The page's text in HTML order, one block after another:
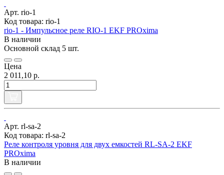
Арт. rio-1
Код товара: rio-1
rio-1 - Импульсное реле RIO-1 EKF PROxima
В наличии
Основной склад 5 шт.
Цена
2 011,10 р.
Арт. rl-sa-2
Код товара: rl-sa-2
Реле контроля уровня для двух емкостей RL-SA-2 EKF
PROxima
В наличии